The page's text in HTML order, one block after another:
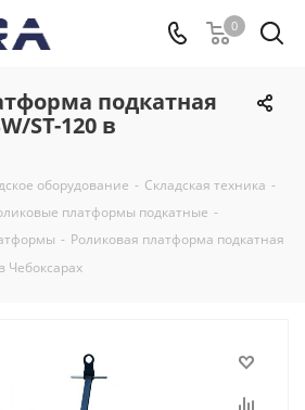
0
подкатная
ST-120 в
оборудование - Складская техника -
платформы подкатные -
- Роликовая платформа подкатная
Чебоксарах